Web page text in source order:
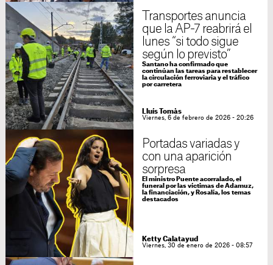
Transportes anuncia
que la AP-7 reabrirá el
lunes “si todo sigue
según lo previsto”
Santano ha confirmado que
continúan las tareas para restablecer
la circulación ferroviaria y el tráfico
por carretera
Lluís Tomàs
Viernes, 6 de febrero de 2026 - 20:26
Portadas variadas y
con una aparición
sorpresa
El ministro Puente acorralado, el
funeral por las víctimas de Adamuz,
la financiación, y Rosalía, los temas
destacados
Ketty Calatayud
Viernes, 30 de enero de 2026 - 08:57